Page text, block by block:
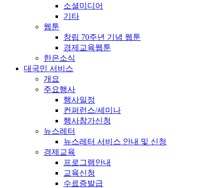
소셜미디어
기타
웹툰
창립 70주년 기념 웹툰
경제교육웹툰
한은소식
대국민 서비스
개요
주요행사
행사일정
컨퍼런스/세미나
행사참가신청
뉴스레터
뉴스레터 서비스 안내 및 신청
경제교육
프로그램안내
교육신청
수료증발급